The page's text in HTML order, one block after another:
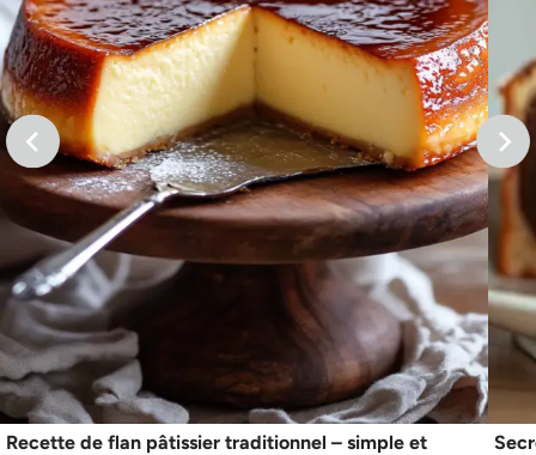
Recette de flan pâtissier traditionnel – simple et